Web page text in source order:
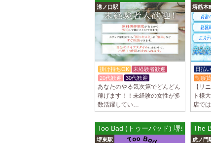
溝ノ口駅
掛け持ちOK
未経験者歓迎
20代歓迎
30代歓迎
あなたのやる気次第でどんどん
稼げます！！未経験の女性が多
数活躍してい…
堺筋本
日払
制服
【リ
ト様
店で
Too Bad (トゥーバッド) 堺東ルーム
堺東駅
The
虎ノ門